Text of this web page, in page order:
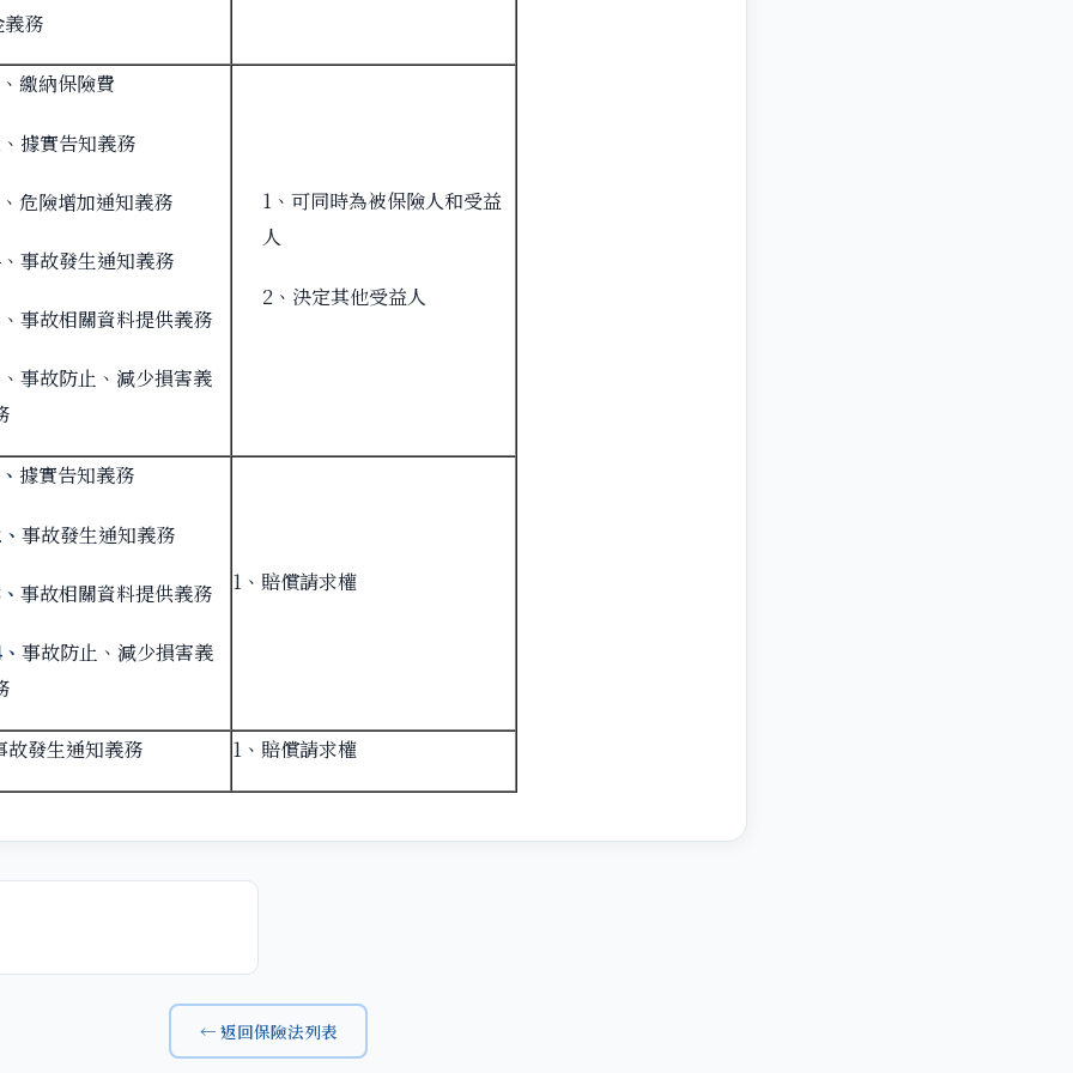
義務
繳納保險費
據實告知義務
危險增加通知義務
事故發生通知義務
事故相關資料提供義務
事故防止、減少損害義
1、可同時為被保險人和受益
人
2、決定其他受益人
據實告知義務
事故發生通知義務
事故相關資料提供義務
事故防止、減少損害義
1、賠償請求權
故發生通知義務 1、賠償請求權
← 返回保險法列表